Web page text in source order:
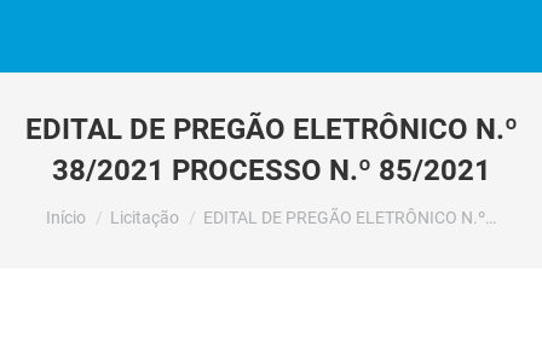
EDITAL DE PREGÃO ELETRÔNICO N.º
38/2021 PROCESSO N.º 85/2021
Você está aqui:
Início Licitação EDITAL DE PREGÃO ELETRÔNICO N.º…